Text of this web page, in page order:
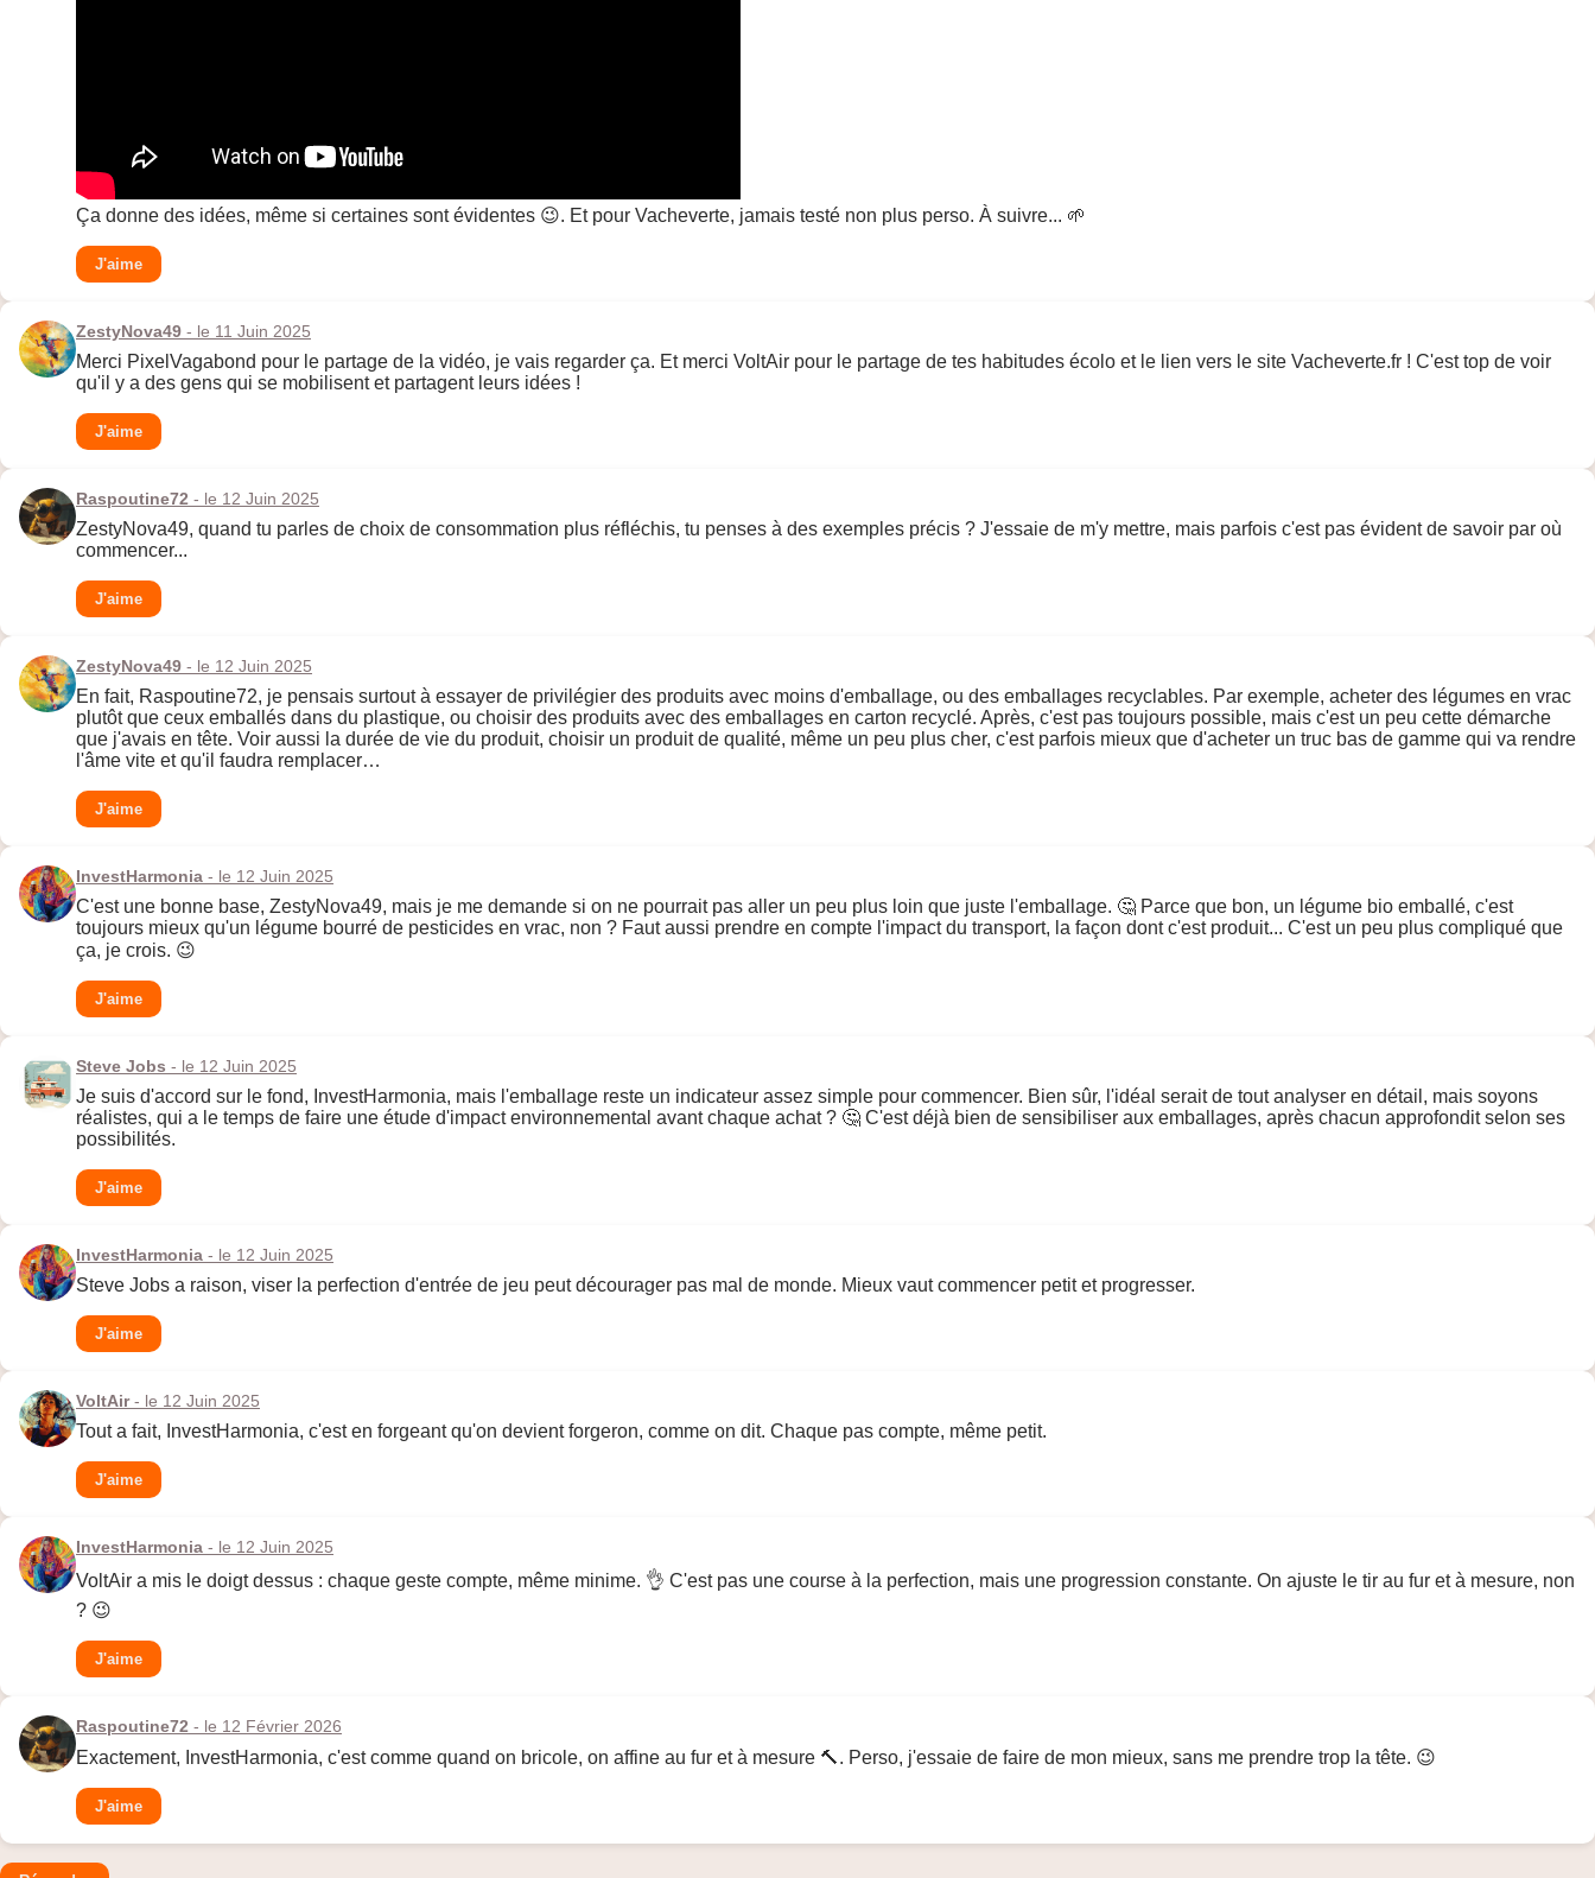
Ça donne des idées, même si certaines sont évidentes 😉. Et pour Vacheverte, jamais testé non plus perso. À suivre... 🌱
J'aime
ZestyNova49 - le 11 Juin 2025
Merci PixelVagabond pour le partage de la vidéo, je vais regarder ça. Et merci VoltAir pour le partage de tes habitudes écolo et le lien vers le site Vacheverte.fr ! C'est top de voir
qu'il y a des gens qui se mobilisent et partagent leurs idées !
J'aime
Raspoutine72 - le 12 Juin 2025
ZestyNova49, quand tu parles de choix de consommation plus réfléchis, tu penses à des exemples précis ? J'essaie de m'y mettre, mais parfois c'est pas évident de savoir par où
commencer...
J'aime
ZestyNova49 - le 12 Juin 2025
En fait, Raspoutine72, je pensais surtout à essayer de privilégier des produits avec moins d'emballage, ou des emballages recyclables. Par exemple, acheter des légumes en vrac
plutôt que ceux emballés dans du plastique, ou choisir des produits avec des emballages en carton recyclé. Après, c'est pas toujours possible, mais c'est un peu cette démarche
que j'avais en tête. Voir aussi la durée de vie du produit, choisir un produit de qualité, même un peu plus cher, c'est parfois mieux que d'acheter un truc bas de gamme qui va rendre
l'âme vite et qu'il faudra remplacer…
J'aime
InvestHarmonia - le 12 Juin 2025
C'est une bonne base, ZestyNova49, mais je me demande si on ne pourrait pas aller un peu plus loin que juste l'emballage. 🤔 Parce que bon, un légume bio emballé, c'est
toujours mieux qu'un légume bourré de pesticides en vrac, non ? Faut aussi prendre en compte l'impact du transport, la façon dont c'est produit... C'est un peu plus compliqué que
ça, je crois. 😉
J'aime
Steve Jobs - le 12 Juin 2025
Je suis d'accord sur le fond, InvestHarmonia, mais l'emballage reste un indicateur assez simple pour commencer. Bien sûr, l'idéal serait de tout analyser en détail, mais soyons
réalistes, qui a le temps de faire une étude d'impact environnemental avant chaque achat ? 🤔 C'est déjà bien de sensibiliser aux emballages, après chacun approfondit selon ses
possibilités.
J'aime
InvestHarmonia - le 12 Juin 2025
Steve Jobs a raison, viser la perfection d'entrée de jeu peut décourager pas mal de monde. Mieux vaut commencer petit et progresser.
J'aime
VoltAir- le 12 Juin 2025
Tout a fait, InvestHarmonia, c'est en forgeant qu'on devient forgeron, comme on dit. Chaque pas compte, même petit.
J'aime
InvestHarmonia - le 12 Juin 2025
VoltAir a mis le doigt dessus : chaque geste compte, même minime. 👌 C'est pas une course à la perfection, mais une progression constante. On ajuste le tir au fur et à mesure, non
? 😉
J'aime
Raspoutine72 - le 12 Février 2026
Exactement, InvestHarmonia, c'est comme quand on bricole, on affine au fur et à mesure 🔨. Perso, j'essaie de faire de mon mieux, sans me prendre trop la tête. 😉
J'aime